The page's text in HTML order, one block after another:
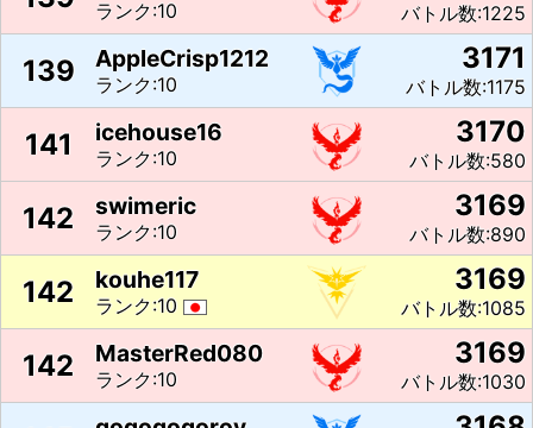
ランク:10 バトル数:1225
139 AppleCrisp1212
ランク:10
3171
バトル数:1175
141 icehouse16
ランク:10
3170
バトル数:580
142 swimeric
ランク:10
3169
バトル数:890
142 kouhe117
ランク:10
3169
バトル数:1085
142 MasterRed080
ランク:10
3169
バトル数:1030